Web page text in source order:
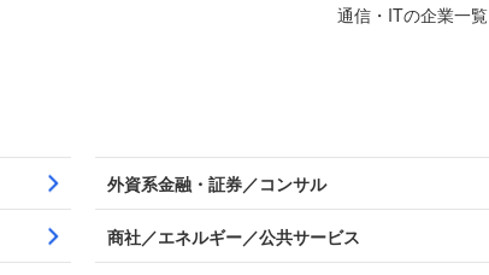
通信・ITの企業一覧
外資系金融・証券／コンサル
商社／エネルギー／公共サービス